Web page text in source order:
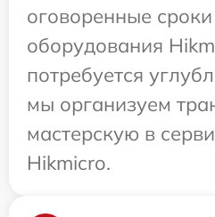
оговоренные
оборудования
потребуется
мы организуем
мастерскую в
Hikmicro.